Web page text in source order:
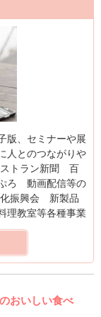
版、セミナーや展
人とのつながりや
トラン新聞 百
ろ 動画配信等の
化振興会 新製品
教室等各種事業
おいしい食べ